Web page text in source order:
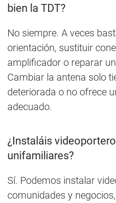
bien la TDT?
No siempre. A veces
orientación, sustituir
amplificador o reparar
Cambiar la antena solo
deteriorada o no ofrece
adecuado.
¿Instaláis
unifamiliares?
Sí. Podemos instalar
comunidades y